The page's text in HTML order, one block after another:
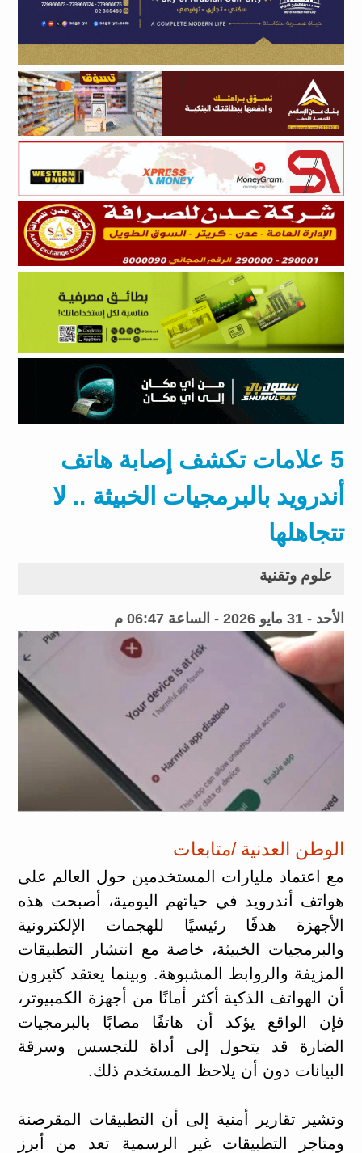
5 علامات تكشف إصابة هاتف
أندرويد بالبرمجيات الخبيثة .. لا
تتجاهلها
علوم وتقنية
الأحد - 31 مايو 2026 - الساعة 06:47 م
الوطن العدنية /متابعات
مع اعتماد مليارات المستخدمين حول العالم على
هواتف أندرويد في حياتهم اليومية، أصبحت هذه
الأجهزة هدفًا رئيسيًا للهجمات الإلكترونية
والبرمجيات الخبيثة، خاصة مع انتشار التطبيقات
المزيفة والروابط المشبوهة. وبينما يعتقد كثيرون
أن الهواتف الذكية أكثر أمانًا من أجهزة الكمبيوتر،
فإن الواقع يؤكد أن هاتفًا مصابًا بالبرمجيات
الضارة قد يتحول إلى أداة للتجسس وسرقة
البيانات دون أن يلاحظ المستخدم ذلك.
وتشير تقارير أمنية إلى أن التطبيقات المقرصنة
ومتاجر التطبيقات غير الرسمية تعد من أبرز